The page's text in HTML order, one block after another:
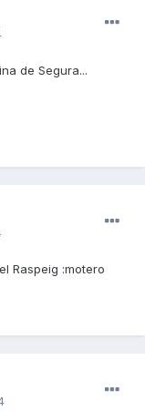
de Segura...
Raspeig :motero